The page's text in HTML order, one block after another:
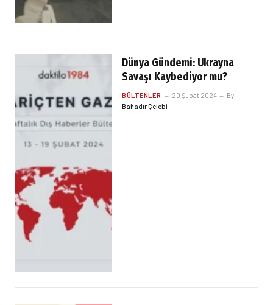
Dünya Gündemi: Ukrayna
Savaşı Kaybediyor mu?
BÜLTENLER 20 Şubat 2024
By
Bahadır Çelebi